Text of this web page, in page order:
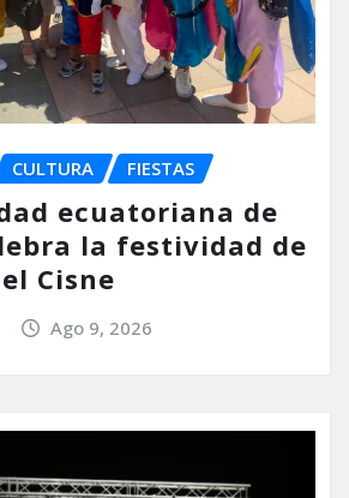
CULTURA FIESTAS
ecuatoriana de
la festividad de
Cisne
Ago 9, 2026